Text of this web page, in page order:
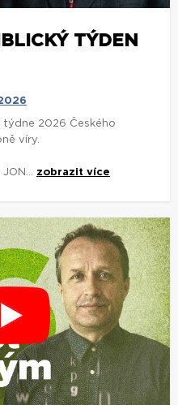
TÝDEN
týdne 2026 Českého
víry.
zobrazit více